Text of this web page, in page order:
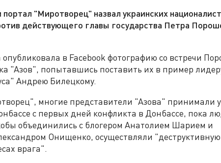
"Миротворец" назвал украинских
действующего главы государства Петра
в Facebook фотографию со встречи
"Азов", попытавшись поставить их в пример
Андрею Билецкому.
многие представители "Азова" принимали
с первых дней конфликта в Донбассе, пока
объединились с блогером Анатолием Шарием и
Онищенко, осуществляли "деструктивную
врага".